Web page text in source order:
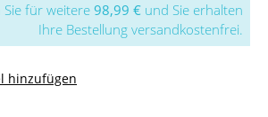
Sie für weitere 98,99 € und Sie erhalten
Ihre Bestellung versandkostenfrei.
hinzufügen